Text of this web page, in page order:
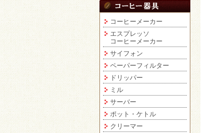
コーヒーメーカー
エスプレッソ
コーヒーメーカー
サイフォン
ペーパーフィルター
ドリッパー
ミル
サーバー
ポット・ケトル
クリーマー